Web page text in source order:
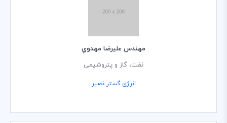
مهندس عليرضا مهدوي
نفت، گاز و پتروشیمی
انرژی گستر نصیر